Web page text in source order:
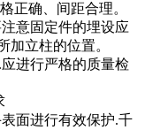
正确、间距合理。
意固定件的埋设应
加立柱的位置。
进行严格的质量检
面进行有效保护.千